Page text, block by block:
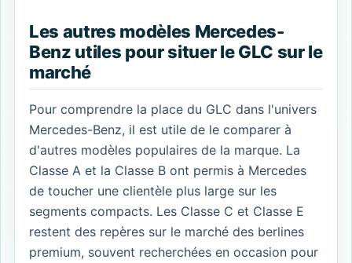
Les autres modèles Mercedes-
Benz utiles pour situer le GLC sur le
marché
Pour comprendre la place du GLC dans l'univers
Mercedes-Benz, il est utile de le comparer à
d'autres modèles populaires de la marque. La
Classe A et la Classe B ont permis à Mercedes
de toucher une clientèle plus large sur les
segments compacts. Les Classe C et Classe E
restent des repères sur le marché des berlines
premium, souvent recherchées en occasion pour